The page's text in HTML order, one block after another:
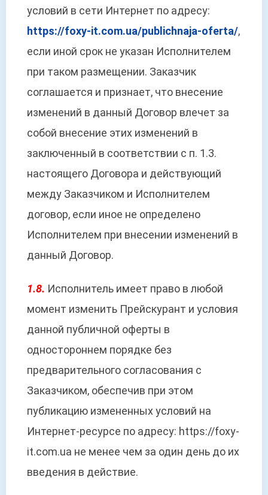
условий в сети Интернет по адресу:
https://foxy-it.com.ua/publichnaja-oferta/,
если иной срок не указан Исполнителем
при таком размещении. Заказчик
соглашается и признает, что внесение
изменений в данный Договор влечет за
собой внесение этих изменений в
заключенный в соответствии с п. 1.3.
настоящего Договора и действующий
между Заказчиком и Исполнителем
договор, если иное не определено
Исполнителем при внесении изменений в
данный Договор.
1.8. Исполнитель имеет право в любой
момент изменить Прейскурант и условия
данной публичной оферты в
одностороннем порядке без
предварительного согласования с
Заказчиком, обеспечив при этом
публикацию измененных условий на
Интернет-ресурсе по адресу: https://foxy-
it.com.ua не менее чем за один день до их
введения в действие.